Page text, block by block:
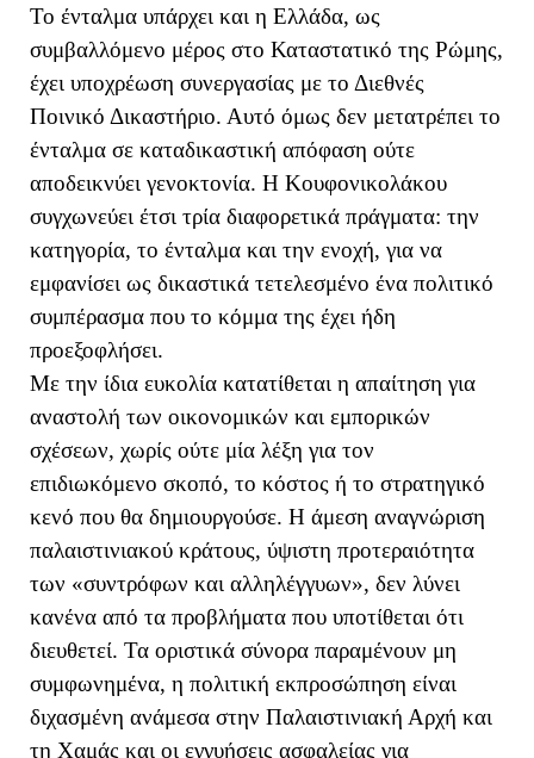
Το ένταλμα υπάρχει και η Ελλάδα, ως
συμβαλλόμενο μέρος στο Καταστατικό της Ρώμης,
έχει υποχρέωση συνεργασίας με το Διεθνές
Ποινικό Δικαστήριο. Αυτό όμως δεν μετατρέπει το
ένταλμα σε καταδικαστική απόφαση ούτε
αποδεικνύει γενοκτονία. Η Κουφονικολάκου
συγχωνεύει έτσι τρία διαφορετικά πράγματα: την
κατηγορία, το ένταλμα και την ενοχή, για να
εμφανίσει ως δικαστικά τετελεσμένο ένα πολιτικό
συμπέρασμα που το κόμμα της έχει ήδη
προεξοφλήσει.
Με την ίδια ευκολία κατατίθεται η απαίτηση για
αναστολή των οικονομικών και εμπορικών
σχέσεων, χωρίς ούτε μία λέξη για τον
επιδιωκόμενο σκοπό, το κόστος ή το στρατηγικό
κενό που θα δημιουργούσε. Η άμεση αναγνώριση
παλαιστινιακού κράτους, ύψιστη προτεραιότητα
των «συντρόφων και αλληλέγγυων», δεν λύνει
κανένα από τα προβλήματα που υποτίθεται ότι
διευθετεί. Τα οριστικά σύνορα παραμένουν μη
συμφωνημένα, η πολιτική εκπροσώπηση είναι
διχασμένη ανάμεσα στην Παλαιστινιακή Αρχή και
τη Χαμάς και οι εγγυήσεις ασφαλείας για